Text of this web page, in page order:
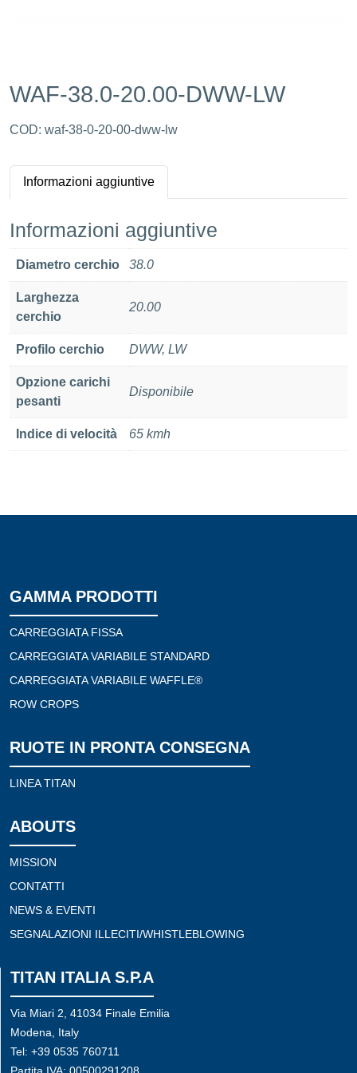
WAF-38.0-20.00-DWW-LW
COD: waf-38-0-20-00-dww-lw
Informazioni aggiuntive
Informazioni aggiuntive
Diametro cerchio 38.0
Larghezza
cerchio
20.00
Profilo cerchio DWW, LW
Opzione carichi
pesanti
Disponibile
Indice di velocità 65 kmh
GAMMA PRODOTTI
CARREGGIATA FISSA
CARREGGIATA VARIABILE STANDARD
CARREGGIATA VARIABILE WAFFLE®
ROW CROPS
RUOTE IN PRONTA CONSEGNA
LINEA TITAN
ABOUTS
MISSION
CONTATTI
NEWS & EVENTI
SEGNALAZIONI ILLECITI/WHISTLEBLOWING
TITAN ITALIA S.P.A
Via Miari 2, 41034 Finale Emilia
Modena, Italy
Tel: +39 0535 760711